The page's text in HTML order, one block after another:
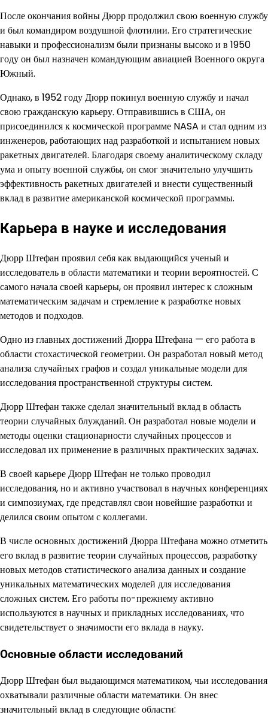
После окончания войны Дюрр продолжил свою военную службу
и был командиром воздушной флотилии. Его стратегические
навыки и профессионализм были признаны высоко и в 1950
году он был назначен командующим авиацией Военного округа
Южный.
Однако, в 1952 году Дюрр покинул военную службу и начал
свою гражданскую карьеру. Отправившись в США, он
присоединился к космической программе NASA и стал одним из
инженеров, работающих над разработкой и испытанием новых
ракетных двигателей. Благодаря своему аналитическому складу
ума и опыту военной службы, он смог значительно улучшить
эффективность ракетных двигателей и внести существенный
вклад в развитие американской космической программы.
Карьера в науке и исследования
Дюрр Штефан проявил себя как выдающийся ученый и
исследователь в области математики и теории вероятностей. С
самого начала своей карьеры, он проявил интерес к сложным
математическим задачам и стремление к разработке новых
методов и подходов.
Одно из главных достижений Дюрра Штефана — его работа в
области стохастической геометрии. Он разработал новый метод
анализа случайных графов и создал уникальные модели для
исследования пространственной структуры систем.
Дюрр Штефан также сделал значительный вклад в область
теории случайных блужданий. Он разработал новые модели и
методы оценки стационарности случайных процессов и
исследовал их применение в различных практических задачах.
В своей карьере Дюрр Штефан не только проводил
исследования, но и активно участвовал в научных конференциях
и симпозиумах, где представлял свои новейшие разработки и
делился своим опытом с коллегами.
В числе основных достижений Дюрра Штефана можно отметить
его вклад в развитие теории случайных процессов, разработку
новых методов статистического анализа данных и создание
уникальных математических моделей для исследования
сложных систем. Его работы по-прежнему активно
используются в научных и прикладных исследованиях, что
свидетельствует о значимости его вклада в науку.
Основные области исследований
Дюрр Штефан был выдающимся математиком, чьи исследования
охватывали различные области математики. Он внес
значительный вклад в следующие области: